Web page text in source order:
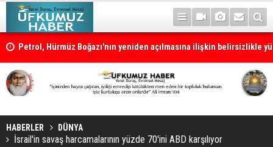
Petrol, Hürmüz Boğazı'nın yeniden açılmasına ilişkin belirsizlikle
HABERLER DÜNYA
İsrail'in savaş harcamalarının yüzde 70'ini ABD karşılıyor